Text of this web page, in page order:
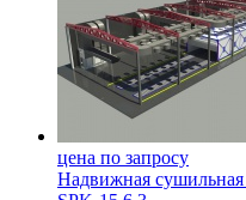
цена по запросу
Надвижная сушильная